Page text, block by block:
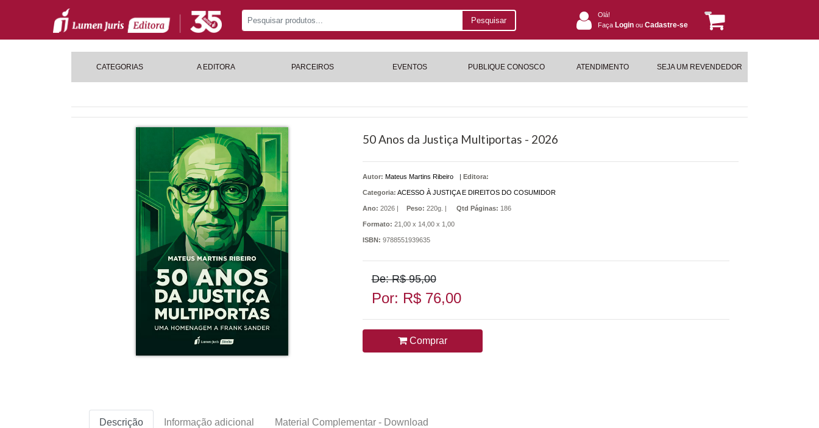
Pesquisar
Olá!
Faça Login ou Cadastre-se
CATEGORIAS A EDITORA PARCEIROS EVENTOS PUBLIQUE CONOSCO ATENDIMENTO SEJA UM REVENDEDOR
50 Anos da Justiça Multiportas - 2026
Autor: Mateus Martins Ribeiro | Editora:
Categoria: ACESSO À JUSTIÇA E DIREITOS DO COSUMIDOR
Ano: 2026 | Peso: 220g. | Qtd Páginas: 186
Formato: 21,00 x 14,00 x 1,00
ISBN: 9788551939635
De: R$ 95,00
Por: R$ 76,00
Comprar
Descrição Informação adicional Material Complementar - Download